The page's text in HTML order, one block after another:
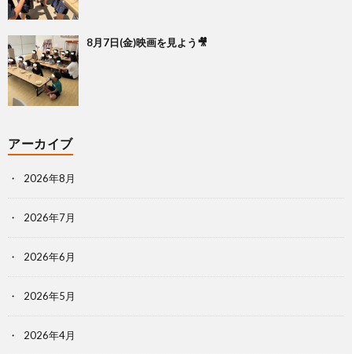
8月7日(金)映画を見よう🎥
アーカイブ
2026年8月
2026年7月
2026年6月
2026年5月
2026年4月